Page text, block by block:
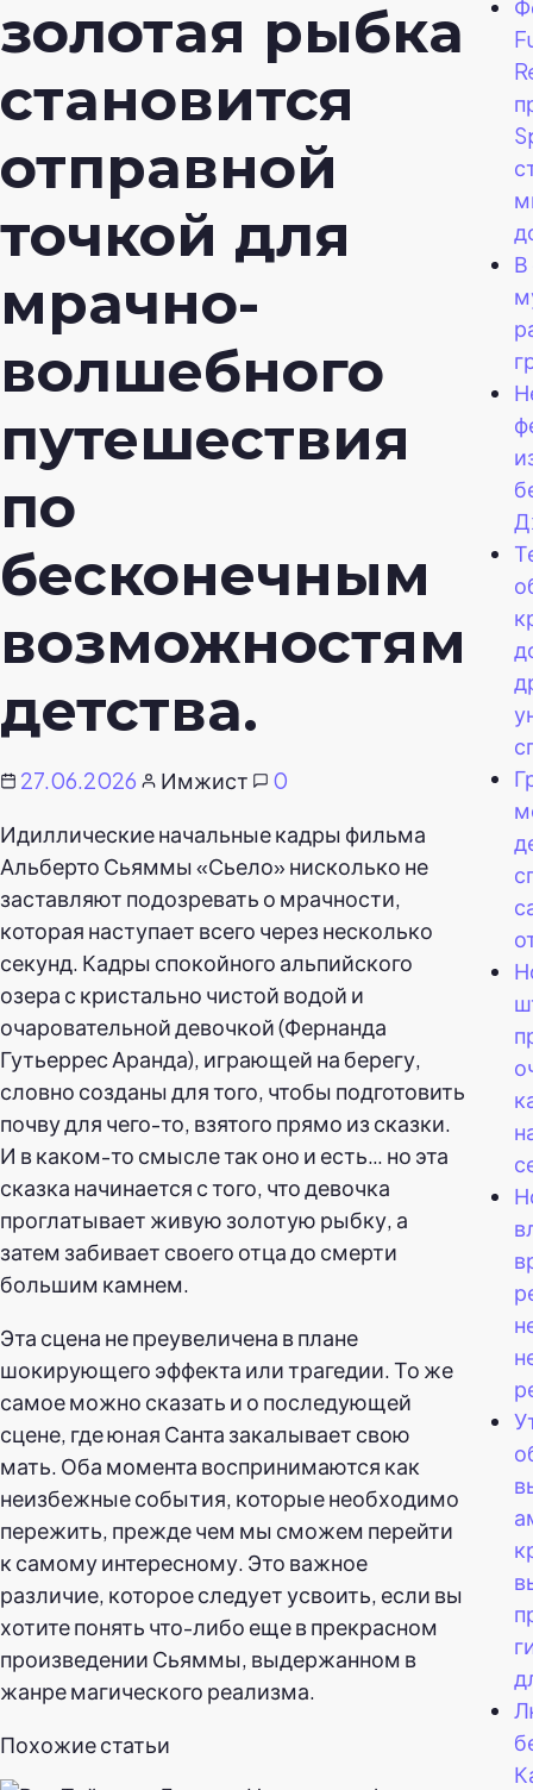
золотая рыбка
становится
отправной
точкой для
мрачно-
волшебного
путешествия
по
бесконечным
возможностям
детства.
27.06.2026 Имжист
0
Идиллические начальные кадры фильма
Альберто Сьяммы «Сьело» нисколько не
заставляют подозревать о мрачности,
которая наступает всего через несколько
секунд. Кадры спокойного альпийского
озера с кристально чистой водой и
очаровательной девочкой (Фернанда
Гутьеррес Аранда), играющей на берегу,
словно созданы для того, чтобы подготовить
почву для чего-то, взятого прямо из сказки.
И в каком-то смысле так оно и есть… но эта
сказка начинается с того, что девочка
проглатывает живую золотую рыбку, а
затем забивает своего отца до смерти
большим камнем.
Эта сцена не преувеличена в плане
шокирующего эффекта или трагедии. То же
самое можно сказать и о последующей
сцене, где юная Санта закалывает свою
мать. Оба момента воспринимаются как
неизбежные события, которые необходимо
пережить, прежде чем мы сможем перейти
к самому интересному. Это важное
различие, которое следует усвоить, если вы
хотите понять что-либо еще в прекрасном
произведении Сьяммы, выдержанном в
жанре магического реализма.
Похожие статьи
В